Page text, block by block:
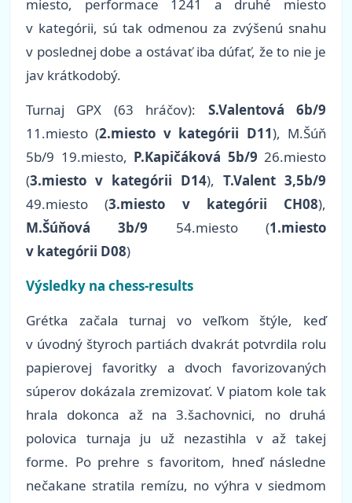
miesto, performace 1241 a druhé miesto
v kategórii, sú tak odmenou za zvýšenú snahu
v poslednej dobe a ostávať iba dúfať, že to nie je
jav krátkodobý.
Turnaj GPX (63 hráčov): S.Valentová 6b/9
11.miesto (2.miesto v kategórii D11), M.Šúň
5b/9 19.miesto, P.Kapičáková 5b/9 26.miesto
(3.miesto v kategórii D14), T.Valent 3,5b/9
49.miesto (3.miesto v kategórii CH08),
M.Šúňová 3b/9 54.miesto (1.miesto
v kategórii D08)
Výsledky na chess-results
Grétka začala turnaj vo veľkom štýle, keď
v úvodný štyroch partiách dvakrát potvrdila rolu
papierovej favoritky a dvoch favorizovaných
súperov dokázala zremizovať. V piatom kole tak
hrala dokonca až na 3.šachovnici, no druhá
polovica turnaja ju už nezastihla v až takej
forme. Po prehre s favoritom, hneď následne
nečakane stratila remízu, no výhra v siedmom